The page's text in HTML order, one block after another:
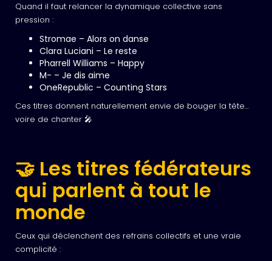
Quand il faut relancer la dynamique collective sans
pression :
Stromae – Alors on danse
Clara Luciani – Le reste
Pharrell Williams – Happy
M- – Je dis aime
OneRepublic – Counting Stars
Ces titres donnent naturellement envie de bouger la tête…
voire de chanter 🎤
🤝 Les titres fédérateurs
qui parlent à tout le
monde
Ceux qui déclenchent des refrains collectifs et une vraie
complicité :